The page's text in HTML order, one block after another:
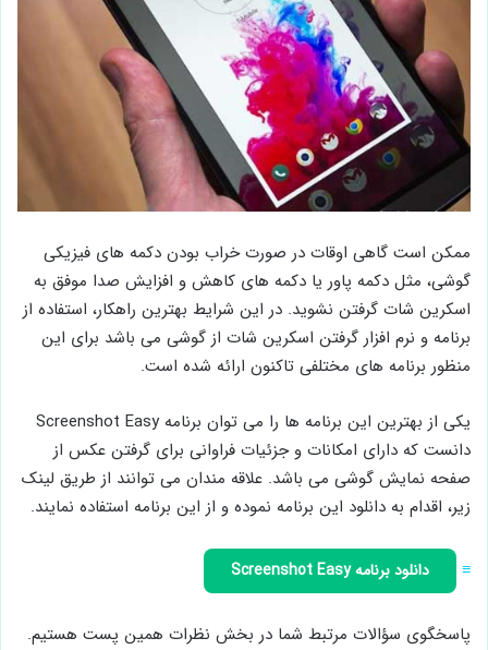
ممکن است گاهی اوقات در صورت خراب بودن دکمه های فیزیکی
گوشی، مثل دکمه پاور یا دکمه های کاهش و افزایش صدا موفق به
اسکرین شات گرفتن نشوید. در این شرایط بهترین راهکار، استفاده از
برنامه و نرم افزار گرفتن اسکرین شات از گوشی می باشد برای این
منظور برنامه های مختلفی تاکنون ارائه شده است.
یکی از بهترین این برنامه ها را می توان برنامه Screenshot Easy
دانست که دارای امکانات و جزئیات فراوانی برای گرفتن عکس از
صفحه نمایش گوشی می باشد. علاقه مندان می توانند از طریق لینک
زیر، اقدام به دانلود این برنامه نموده و از این برنامه استفاده نمایند.
≡ دانلود برنامه Screenshot Easy
پاسخگوی سؤالات مرتبط شما در بخش نظرات همین پست هستیم.